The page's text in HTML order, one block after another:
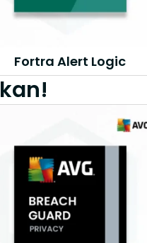
Fortra Alert Logic